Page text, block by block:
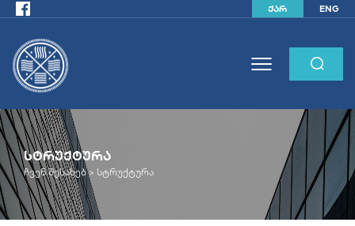
ქარ ENG
ᲡᲢᲠᲣᲥᲢᲣᲠᲐ
ჩვენ შესახებ> სტრუქტურა